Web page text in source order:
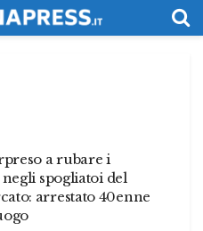
a rubare i
spogliatoi del
arrestato 40enne